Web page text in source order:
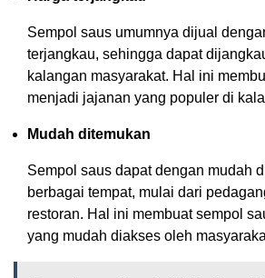
Sempol saus umumnya dijual
terjangkau, sehingga dapat
kalangan masyarakat. Hal ini
menjadi jajanan yang populer di
Mudah ditemukan
Sempol saus dapat dengan mudah
berbagai tempat, mulai dari
restoran. Hal ini membuat sempol
yang mudah diakses oleh